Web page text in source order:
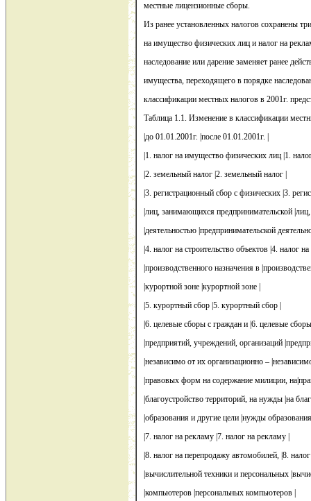
местные лицензионные сборы.
Из ранее установленных налогов сохранены
на имущество физических лиц и налог на
наследование или дарение заменяет ранее
имущества, переходящего в порядке
классификации местных налогов в 2001г.
Таблица 1.1. Изменение в классификации
|до 01.01.2001г. |после 01.01.2001г. |
|1. налог на имущество физических лиц |1.
|2. земельный налог |2. земельный налог |
|3. регистрационный сбор с физических |3.
|лиц, занимающихся предпринимательской
|деятельностью |предпринимательской
|4. налог на строительство объектов |4. налог
|производственного назначения в
|курортной зоне |курортной зоне |
|5. курортный сбор |5. курортный сбор |
|6. целевые сборы с граждан и |6. целевые
|предприятий, учреждений, организаций
|независимо от их организационно –
|правовых форм на содержание милиции,
|благоустройство территорий, на нужды |на
|образования и другие цели |нужды
|7. налог на рекламу |7. налог на рекламу |
|8. налог на перепродажу автомобилей, |8.
|вычислительной техники и персональных
|компьютеров |персональных компьютеров |